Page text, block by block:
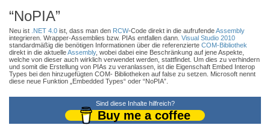
“NoPIA”
Neu ist .NET 4.0 ist, dass man den RCW-Code direkt in die aufrufendeAssembly
integrieren. Wrapper-Assemblies bzw. PIAs entfallen dann. Visual Studio 2010
standardmäßig die benötigen Informationen über die referenzierte COM-Bibliothek
direkt in die aktuelleAssembly, wobei dabei eine Beschränkung auf jene Aspekte,
welche von dieser auch wirklich verwendet werden, stattfindet. Um dies zu verhindern
und somit die Erstellung von PIAs zu veranlassen, ist die Eigenschaft Embed Interop
Types bei den hinzugefügten COM- Bibliotheken auf false zu setzen. Microsoft nennt
diese neue Funktion „Embedded Types“ oder “NoPIA”.
Sind diese Inhalte hilfreich?
Buy me a coffee